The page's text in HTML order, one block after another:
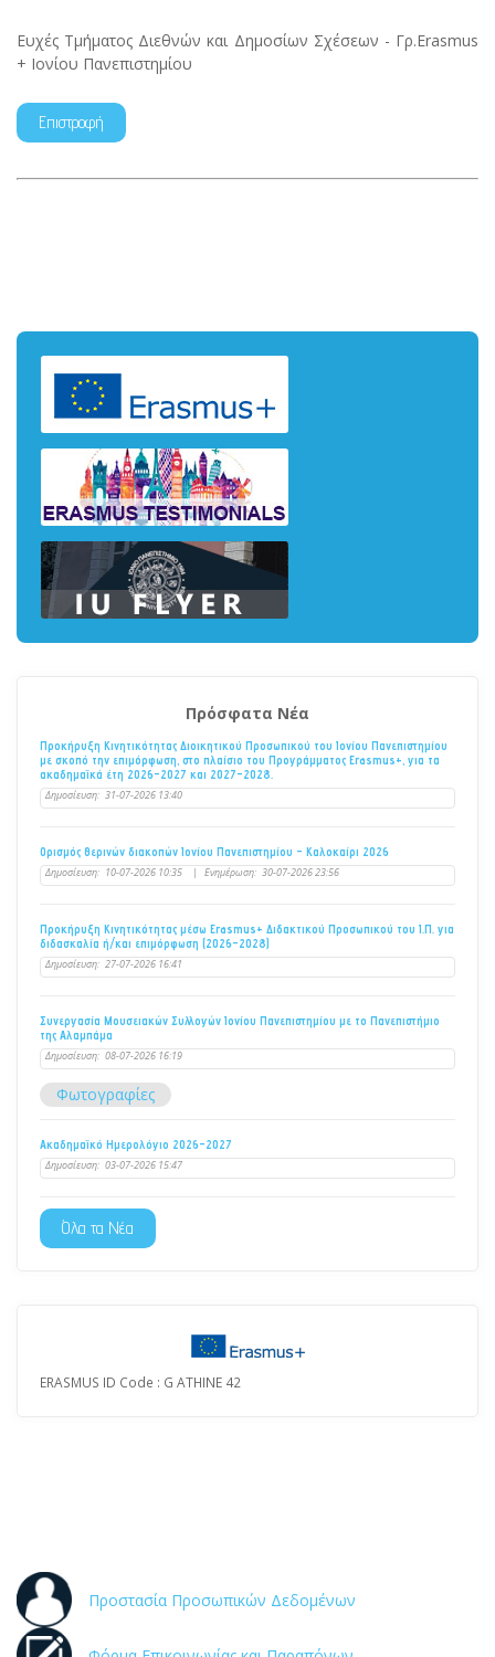
Ευχές Τμήματος Διεθνών και Δημοσίων Σχέσεων - Γρ.Erasmus
+ Ιονίου Πανεπιστημίου
Επιστροφή
Πρόσφατα Νέα
Προκήρυξη Κινητικότητας Διοικητικού Προσωπικού του Ιονίου Πανεπιστημίου
με σκοπό την επιμόρφωση, στο πλαίσιο του Προγράμματος Erasmus+, για τα
ακαδημαϊκά έτη 2026–2027 και 2027–2028.
Δημοσίευση: 31-07-2026 13:40
Ορισμός θερινών διακοπών Ιονίου Πανεπιστημίου - Καλοκαίρι 2026
Δημοσίευση: 10-07-2026 10:35 | Ενημέρωση: 30-07-2026 23:56
Προκήρυξη Κινητικότητας μέσω Erasmus+ Διδακτικού Προσωπικού του Ι.Π. για
διδασκαλία ή/και επιμόρφωση (2026-2028)
Δημοσίευση: 27-07-2026 16:41
Συνεργασία Μουσειακών Συλλογών Ιονίου Πανεπιστημίου με το Πανεπιστήμιο
της Αλαμπάμα
Δημοσίευση: 08-07-2026 16:19
Φωτογραφίες
Ακαδημαϊκό Ημερολόγιο 2026-2027
Δημοσίευση: 03-07-2026 15:47
Όλα τα Νέα
ERASMUS ID Code : G ATHINE 42
Προστασία Προσωπικών Δεδομένων